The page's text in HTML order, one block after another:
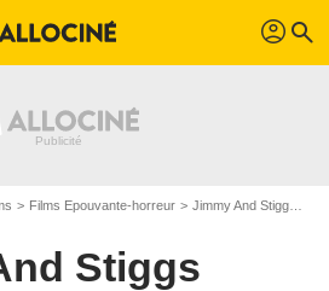
profil search
Films Epouvante-horreur Jimmy And Stiggs
Stiggs